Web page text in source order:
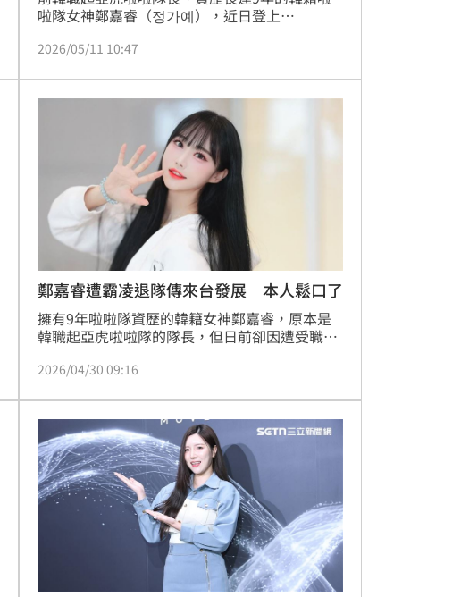
啦隊女神鄭嘉睿（정가예），近日登上
整的方式談及自己在韓國職場遭霸凌、最終決定
將開始住在台灣，打算先好好休息、學中文。
2026/05/11 10:47
鄭嘉睿遭霸凌退隊傳來台發展 本人鬆口了
擁有9年啦啦隊資歷的韓籍女神鄭嘉睿，原本是
韓職起亞虎啦啦隊的隊長，但日前卻因遭受職場
年的球隊，如今更傳出要來台發展，對此，鄭嘉
2026/04/30 09:16